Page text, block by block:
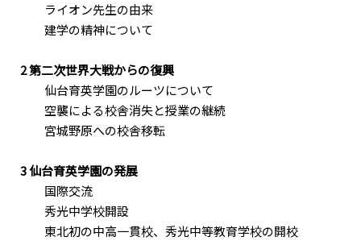
ライオン先生の由来
建学の精神について
2 第二次世界大戦からの復興
仙台育英学園のルーツについて
空襲による校舎消失と授業の継続
宮城野原への校舎移転
3 仙台育英学園の発展
国際交流
秀光中学校開設
東北初の中高一貫校、秀光中等教育学校の開校